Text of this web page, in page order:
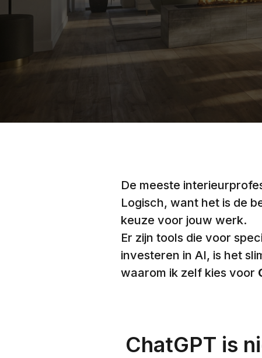
De meeste
Logisch, want het is de
keuze voor jouw werk.
Er zijn tools die voor
investeren in AI, is het
waarom ik zelf kies voor
ChatGPT is